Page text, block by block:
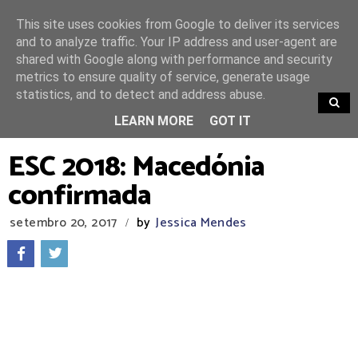
TRENDING
ESC 2018: Macedónia
confirmada
setembro 20, 2017 / by Jessica Mendes
This site uses cookies from Google to deliver its services
and to analyze traffic. Your IP address and user-agent are
shared with Google along with performance and security
metrics to ensure quality of service, generate usage
statistics, and to detect and address abuse.
LEARN MORE
GOT IT